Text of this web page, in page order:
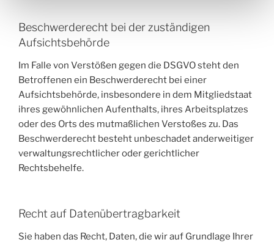
Beschwerde­recht bei der zuständigen
Aufsichts­behörde
Im Falle von Verstößen gegen die DSGVO steht den
Betroffenen ein Beschwerderecht bei einer
Aufsichtsbehörde, insbesondere in dem Mitgliedstaat
ihres gewöhnlichen Aufenthalts, ihres Arbeitsplatzes
oder des Orts des mutmaßlichen Verstoßes zu. Das
Beschwerderecht besteht unbeschadet anderweitiger
verwaltungsrechtlicher oder gerichtlicher
Rechtsbehelfe.
Recht auf Daten­übertrag­barkeit
Sie haben das Recht, Daten, die wir auf Grundlage Ihrer